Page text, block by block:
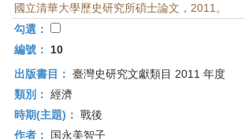
國立清華大學歷史研究所碩士論文，2011。
勾選：
編號：
10
出版書目： 臺灣史研究文獻類目 2011 年度
類別： 經濟
時期(主題)： 戰後
作者：
国永美智子